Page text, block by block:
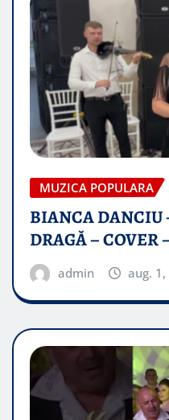
MUZICA POPULARA
BIANCA DANCIU
DRAGĂ – COVER
admin aug.